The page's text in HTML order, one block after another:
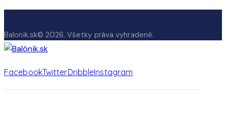
Balonik.sk© 2026. Všetky práva vyhradené.
FacebookTwitterDribbleInstagram